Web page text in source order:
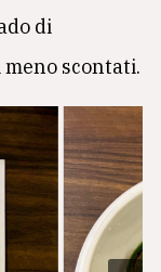
di
scontati.